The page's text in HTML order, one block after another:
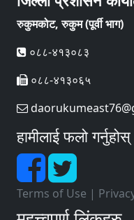
रुकुमकोट, रुकुम (पूर्वी भाग)
०८८-४१३०८३
०८८-४१३०६५
हामीलाई फलो गर्नुहोस्
Terms of Use |